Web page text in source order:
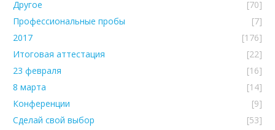
Другое
[70]
Профессиональные пробы
[7]
2017
[176]
Итоговая аттестация
[22]
23 февраля
[16]
8 марта
[14]
Конференции
[9]
Сделай свой выбор
[53]